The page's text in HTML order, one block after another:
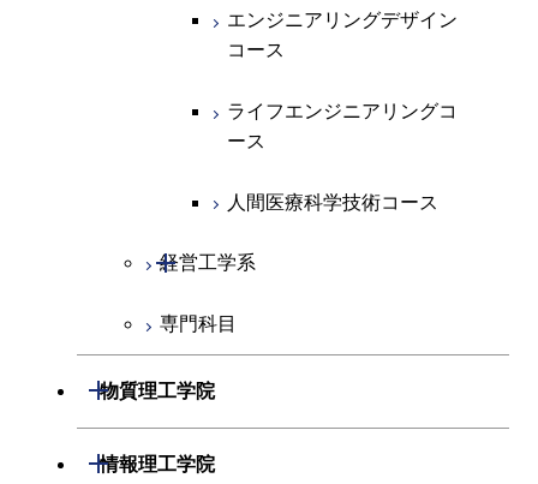
物質・情報卓越コース
ライフエンジニアリングコ
原子核工学コース
人間医療科学技術コース
エネルギー・情報コース
ース
エンジニアリングデザイン
コース
ライフエンジニアリングコ
ース
人間医療科学技術コース
経営工学系
開閉
経営工学コース
専門科目
物質理工学院
開閉
材料系
開閉
情報理工学院
開閉